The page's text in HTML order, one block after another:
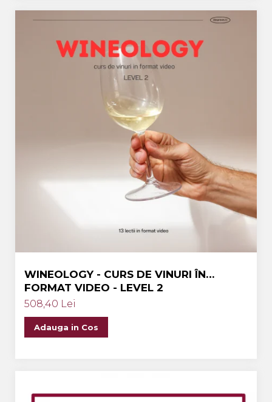
WINEOLOGY - CURS DE VINURI ÎN
FORMAT VIDEO - LEVEL 2
508,40 Lei
Adauga in Cos